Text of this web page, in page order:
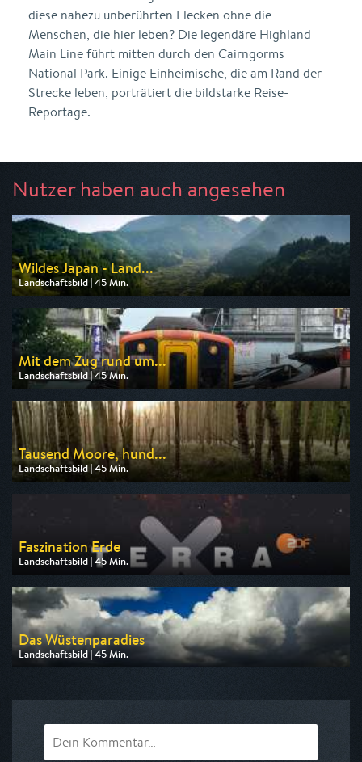
diese nahezu unberührten Flecken ohne die
Menschen, die hier leben? Die legendäre Highland
Main Line führt mitten durch den Cairngorms
National Park. Einige Einheimische, die am Rand der
Strecke leben, porträtiert die bildstarke Reise-
Reportage.
Nutzer haben auch angesehen
Wildes Japan - Land...
Landschaftsbild | 45 Min.
Ausgestrahlt von Phoenix
am 07.08.2026, 20:15
Mit dem Zug rund um...
Landschaftsbild | 45 Min.
Ausgestrahlt von ARD alpha
am 07.08.2026, 20:15
Tausend Moore, hund...
Landschaftsbild | 45 Min.
Ausgestrahlt von rbb
am 09.08.2026, 20:15
Faszination Erde
Landschaftsbild | 45 Min.
Ausgestrahlt von ZDF neo
am 08.08.2026, 16:55
Das Wüstenparadies
Landschaftsbild | 45 Min.
Ausgestrahlt von Phoenix